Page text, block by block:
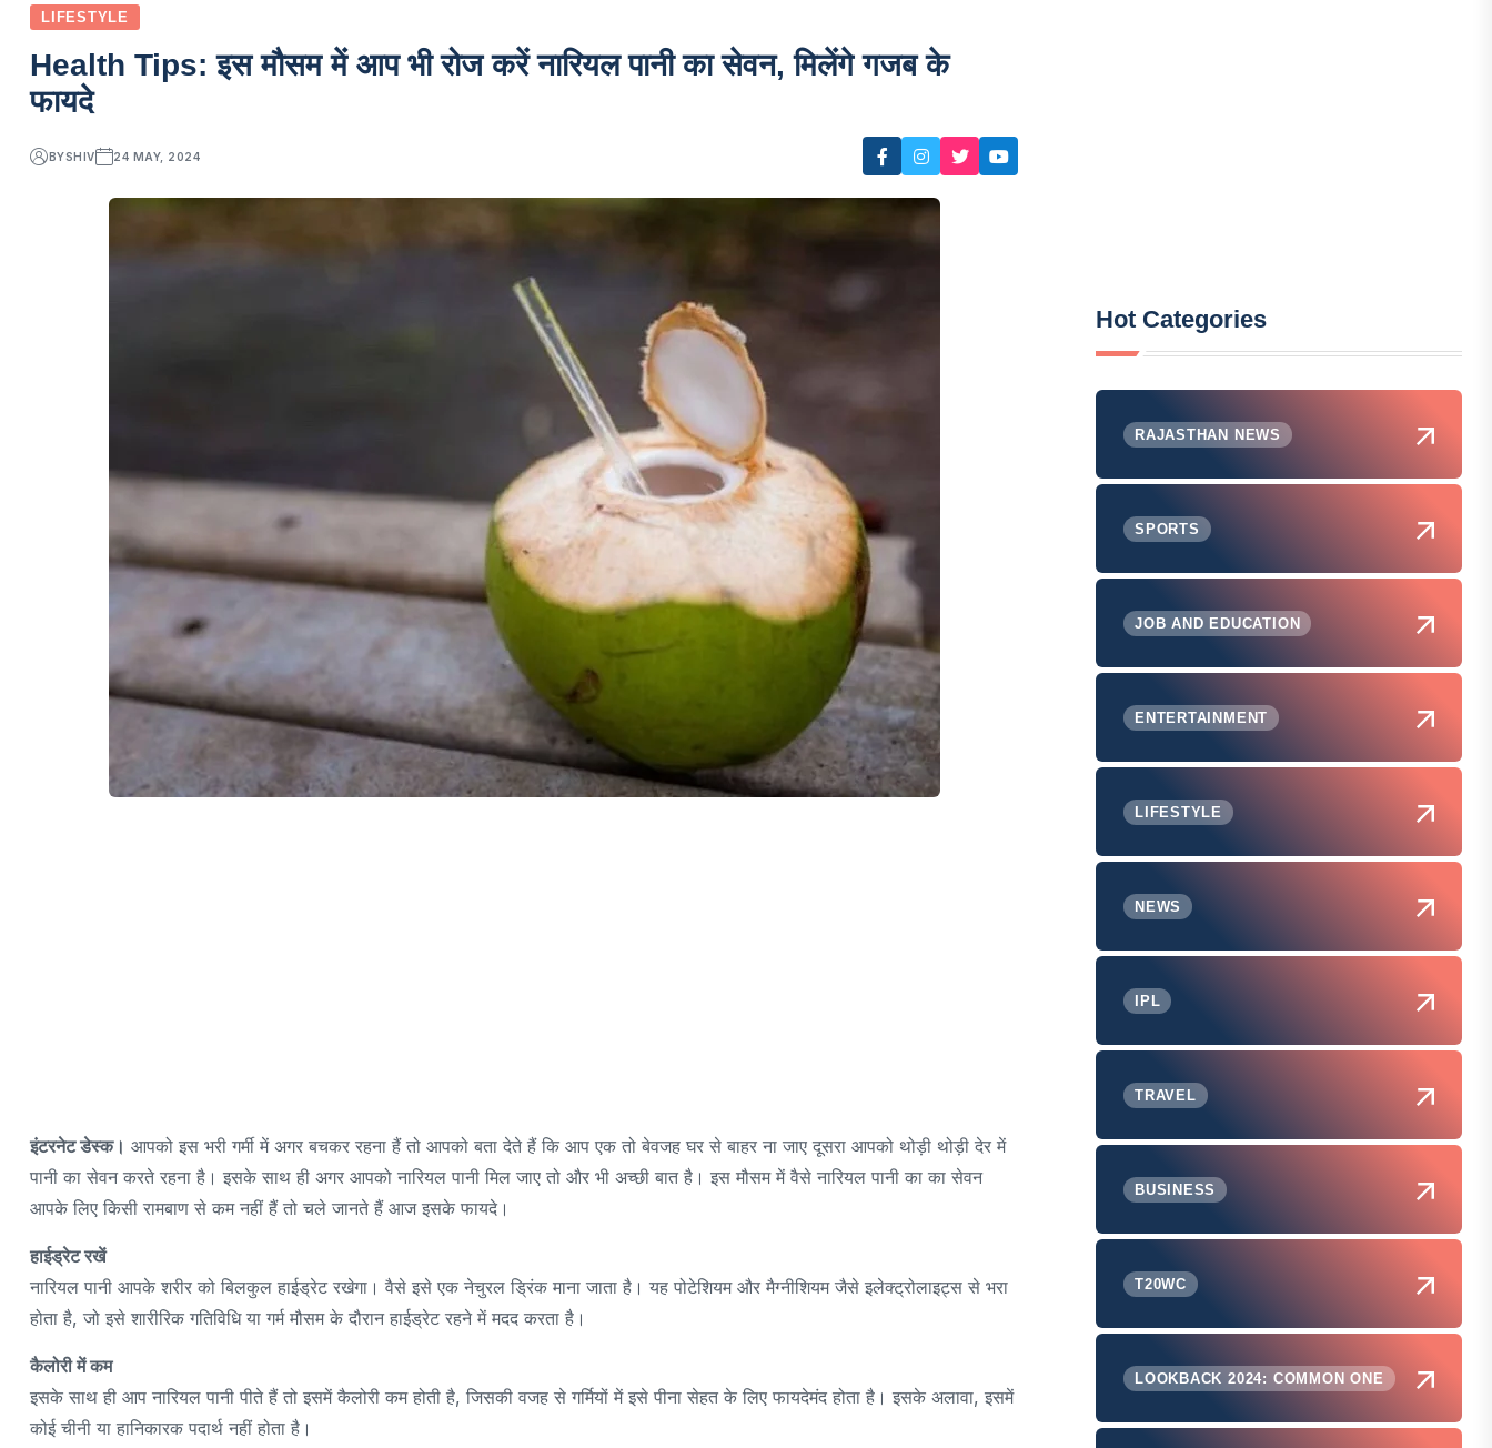
LIFESTYLE
Health Tips: इस मौसम में आप भी रोज करें नारियल पानी का सेवन, मिलेंगे गजब के
फायदे
BYSHIV 24 MAY, 2024
इंटरनेट डेस्क। आपको इस भरी गर्मी में अगर बचकर रहना हैं तो आपको बता देते हैं कि आप एक तो बेवजह घर से बाहर ना जाए दूसरा आपको थोड़ी थोड़ी देर में
पानी का सेवन करते रहना है। इसके साथ ही अगर आपको नारियल पानी मिल जाए तो और भी अच्छी बात है। इस मौसम में वैसे नारियल पानी का का सेवन
आपके लिए किसी रामबाण से कम नहीं हैं तो चले जानते हैं आज इसके फायदे।
हाईड्रेट रखें
नारियल पानी आपके शरीर को बिलकुल हाईड्रेट रखेगा। वैसे इसे एक नेचुरल ड्रिंक माना जाता है। यह पोटेशियम और मैग्नीशियम जैसे इलेक्ट्रोलाइट्स से भरा
होता है, जो इसे शारीरिक गतिविधि या गर्म मौसम के दौरान हाईड्रेट रहने में मदद करता है।
कैलोरी में कम
इसके साथ ही आप नारियल पानी पीते हैं तो इसमें कैलोरी कम होती है, जिसकी वजह से गर्मियों में इसे पीना सेहत के लिए फायदेमंद होता है। इसके अलावा, इसमें
कोई चीनी या हानिकारक पदार्थ नहीं होता है।
Hot Categories
RAJASTHAN NEWS
SPORTS
JOB AND EDUCATION
ENTERTAINMENT
LIFESTYLE
NEWS
IPL
TRAVEL
BUSINESS
T20WC
LOOKBACK 2024: COMMON ONE